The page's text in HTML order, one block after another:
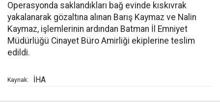
Operasyonda saklandıkları bağ evinde kıskıvrak
yakalanarak gözaltına alınan Barış Kaymaz ve Nalin
Kaymaz, işlemlerinin ardından Batman İl Emniyet
Müdürlüğü Cinayet Büro Amirliği ekiplerine teslim
edildi.
Kaynak: İHA